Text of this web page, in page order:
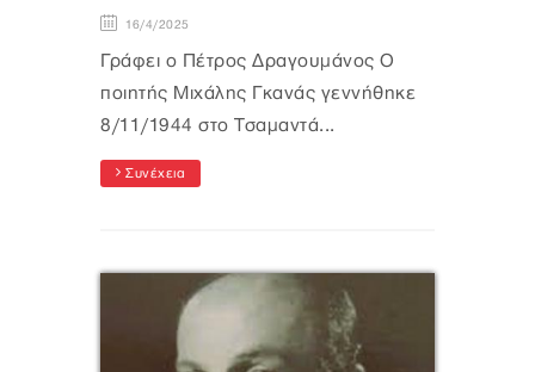
16/4/2025
Γράφει ο Πέτρος Δραγουμάνος Ο
ποιητής Μιχάλης Γκανάς γεννήθηκε
8/11/1944 στο Τσαμαντά...
Συνέχεια